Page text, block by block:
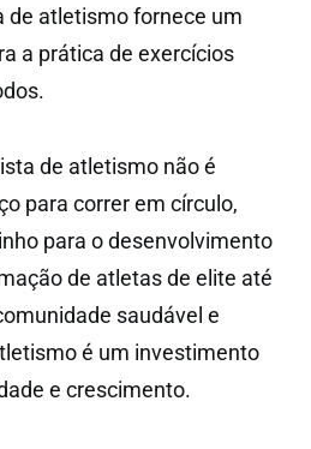
de atletismo fornece um
a prática de exercícios
de atletismo não é
para correr em círculo,
para o desenvolvimento
de atletas de elite até
saudável e
é um investimento
e crescimento.